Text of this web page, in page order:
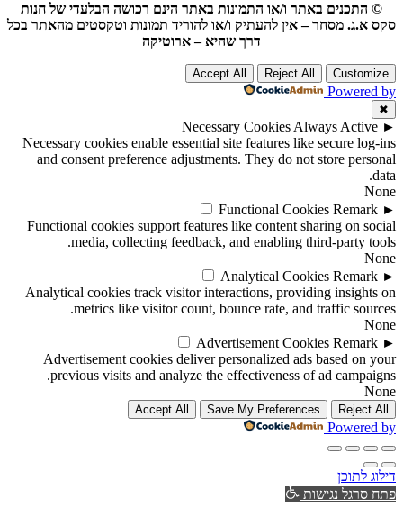
© התכנים באתר ו/או התמונות באתר הינם רכושה הבלעדי של חנות
סקס א.ג. מסחר – אין להעתיק ו/או להוריד תמונות וטקסטים מהאתר בכל
דרך שהיא – ארוטיקה
Customize
Reject All
Accept All
Powered by
✖
►
Necessary Cookies Always Active
Necessary cookies enable essential site features like secure log-ins
and consent preference adjustments. They do not store personal
data.
None
►
Functional Cookies Remark
Functional cookies support features like content sharing on social
media, collecting feedback, and enabling third-party tools.
None
►
Analytical Cookies Remark
Analytical cookies track visitor interactions, providing insights on
metrics like visitor count, bounce rate, and traffic sources.
None
►
Advertisement Cookies Remark
Advertisement cookies deliver personalized ads based on your
previous visits and analyze the effectiveness of ad campaigns.
None
Reject All
Save My Preferences
Accept All
Powered by
דילוג לתוכן
פתח סרגל נגישות